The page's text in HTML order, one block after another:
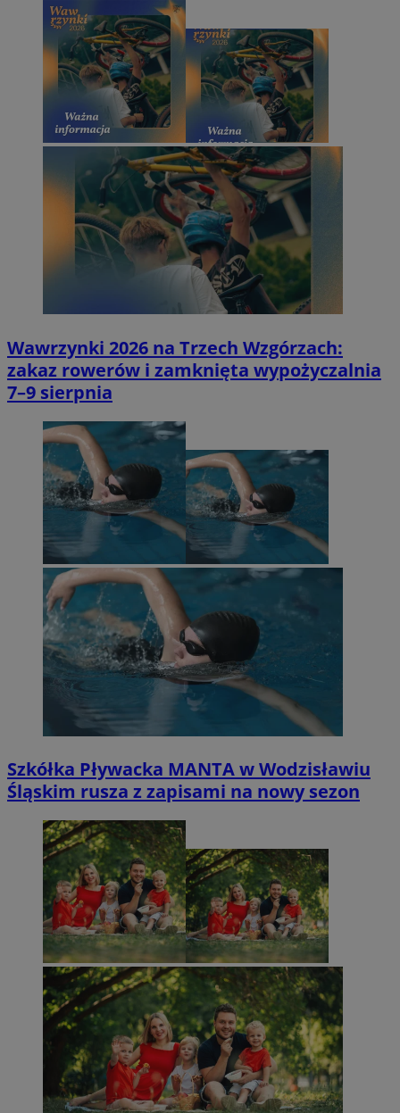
Wawrzynki 2026 na Trzech Wzgórzach:
zakaz rowerów i zamknięta wypożyczalnia
7–9 sierpnia
Szkółka Pływacka MANTA w Wodzisławiu
Śląskim rusza z zapisami na nowy sezon